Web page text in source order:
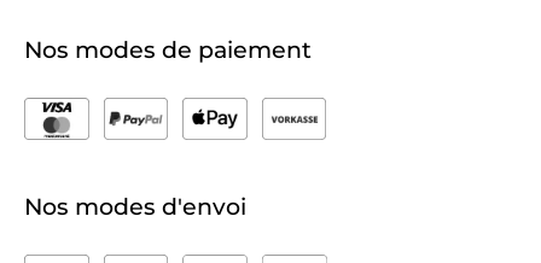
Nos modes de paiement
Nos modes d'envoi